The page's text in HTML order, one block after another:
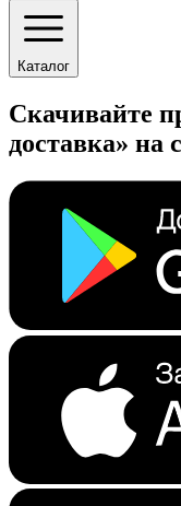
Каталог
Скачивайте
доставка» на